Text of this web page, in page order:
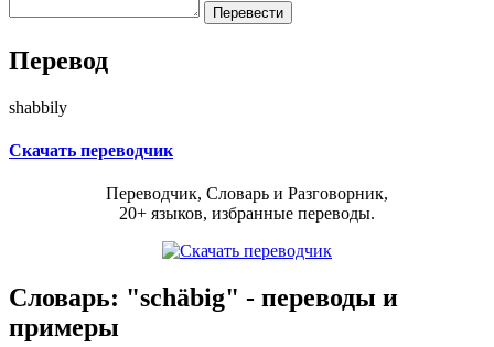
Перевод
shabbily
Скачать переводчик
Переводчик, Словарь и Разговорник,
20+ языков, избранные переводы.
Словарь: "schäbig" - переводы и
примеры